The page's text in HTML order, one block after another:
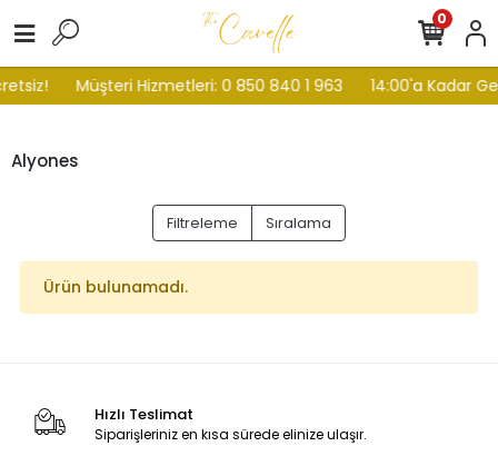
Müşteri Hizmetleri: 0 850 840 1 963 14:00'a Kadar
0
Alyones
Filtreleme Sıralama
Ürün bulunamadı.
Hızlı Teslimat
Siparişleriniz en kısa sürede elinize ulaşır.